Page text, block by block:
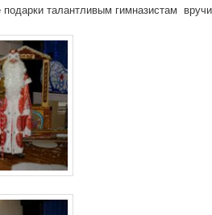
подарки талантливым гимназистам